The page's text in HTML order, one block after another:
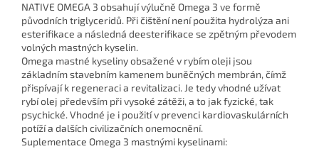
NATIVE OMEGA 3 obsahují výlučně Omega 3 ve formě
původních triglyceridů. Při čištění není použita hydrolýza ani
esterifikace a následná deesterifikace se zpětným převodem
volných mastných kyselin.
Omega mastné kyseliny obsažené v rybím oleji jsou
základním stavebním kamenem buněčných membrán, čímž
přispívají k regeneraci a revitalizaci. Je tedy vhodné užívat
rybí olej především při vysoké zátěži, a to jak fyzické, tak
psychické. Vhodné je i použití v prevenci kardiovaskulárních
potíží a dalších civilizačních onemocnění.
Suplementace Omega 3 mastnými kyselinami: